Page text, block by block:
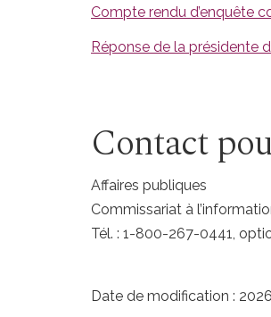
Compte rendu d’enquête
Réponse de la présidente
Contact
Affaires publiques
Commissariat à
Tél. : 1-800-267-0441,
Date de modification :